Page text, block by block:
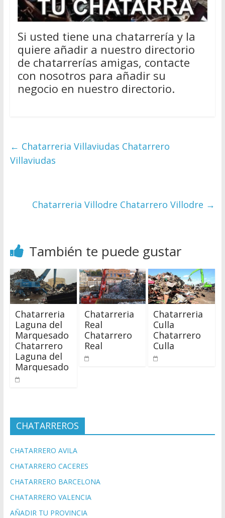
Si usted tiene una chatarrería y la
quiere añadir a nuestro directorio
de chatarrerías amigas, contacte
con nosotros para añadir su
negocio en nuestro directorio.
← Chatarreria Villaviudas Chatarrero
Villaviudas
Chatarreria Villodre Chatarrero Villodre →
También te puede gustar
Chatarreria
Laguna del
Marquesado
Chatarrero
Laguna del
Marquesado
Chatarreria
Real
Chatarrero
Real
Chatarreria
Culla
Chatarrero
Culla
CHATARREROS
CHATARRERO AVILA
CHATARRERO CACERES
CHATARRERO BARCELONA
CHATARRERO VALENCIA
AÑADIR TU PROVINCIA